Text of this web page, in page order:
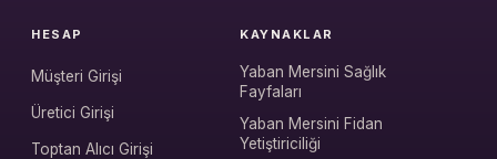
HESAP
Müşteri Girişi
Üretici Girişi
Toptan Alıcı Girişi
KAYNAKLAR
Yaban Mersini Sağlık
Fayfaları
Yaban Mersini Fidan
Yetiştiriciliği